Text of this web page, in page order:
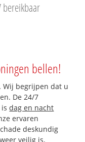
bereikbaar
bellen!
Wij begrijpen dat u
De 24/7
isdag en nacht
ervaren
deskundig
veilig is.